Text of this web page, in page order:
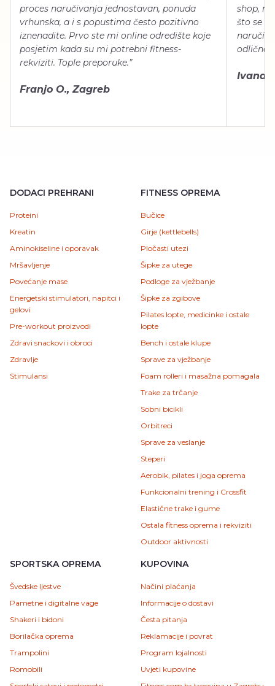
proces naručivanja jednostavan, ponuda
vrhunska, a i s popustima često pozitivno
iznenadite. Prvo ste mi online odredište koje
posjetim kada su mi potrebni fitness-
rekviziti. Tople preporuke.”
Franjo O., Zagreb
shop,
što se
naručiti,
odlično
Ivana
DODACI PREHRANI
Proteini
Kreatin
Aminokiseline i oporavak
Mršavljenje
Povećanje mase
Energetski stimulatori, napitci i
gelovi
Pre-workout proizvodi
Zdravi snackovi i obroci
Zdravlje
Stimulansi
FITNESS OPREMA
Bučice
Girje (kettlebells)
Pločasti utezi
Šipke za utege
Podloge za vježbanje
Šipke za zgibove
Pilates lopte, medicinke i ostale
lopte
Bench i ostale klupe
Sprave za vježbanje
Foam rolleri i masažna pomagala
Trake za trčanje
Sobni bicikli
Orbitreci
Sprave za veslanje
Steperi
Aerobik, pilates i joga oprema
Funkcionalni trening i Crossfit
Elastične trake i gume
Ostala fitness oprema i rekviziti
Outdoor aktivnosti
SPORTSKA OPREMA
Švedske ljestve
Pametne i digitalne vage
Shakeri i bidoni
Borilačka oprema
Trampolini
Romobili
KUPOVINA
Načini plaćanja
Informacije o dostavi
Česta pitanja
Reklamacije i povrat
Program lojalnosti
Uvjeti kupovine